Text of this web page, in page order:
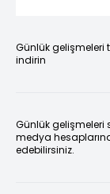
Günlük gelişmeleri
indirin
Günlük gelişmeleri
medya
edebilirsiniz.